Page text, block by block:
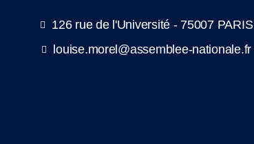
126 rue de l'Université - 75007 PARIS
louise.morel@assemblee-nationale.fr